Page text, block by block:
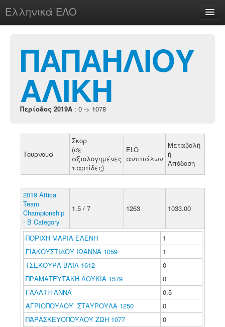
Ελληνικά ΕΛΟ
chesstu.be @ discord
Login
ΠΑΠΑΗΛΙΟΥ
ΑΛΙΚΗ
Περίοδος 2019A : 0 -> 1078
Τουρνουά
Σκορ
(σε
αξιολογημένες
παρτίδες)
ELO
αντιπάλων
Μεταβολή
ή
Απόδοση
2019 Attica
Team
Championship
- B Category
1.5 / 7 1263 1033.00
ΠΟΡΙΧΗ ΜΑΡΙΑ-ΕΛΕΝΗ
1
ΓΙΑΚΟΥΣΤΙΔΟΥ ΙΩΑΝΝΑ 1059
1
ΤΣΕΚΟΥΡΑ ΒΑΪΑ 1612
0
ΠΡΑΜΑΤΕΥΤΑΚΗ ΛΟΥΚΙΑ 1579
0
ΓΑΛΑΤΗ ΑΝΝΑ
0.5
ΑΓΡΙΟΠΟΥΛΟΥ ΣΤΑΥΡΟΥΛΑ 1250
0
ΠΑΡΑΣΚΕΥΟΠΟΥΛΟΥ ΖΩΗ 1077
0